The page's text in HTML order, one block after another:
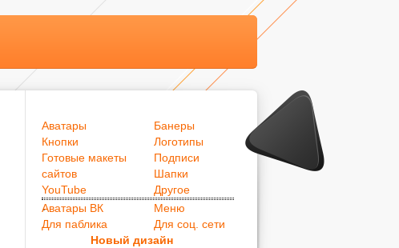
Аватары
Банеры
Кнопки
Логотипы
Готовые макеты
сайтов
Подписи
Шапки
YouTube
Другое
.
Аватары ВК
Меню
Для паблика
Для соц. сети
Новый дизайн